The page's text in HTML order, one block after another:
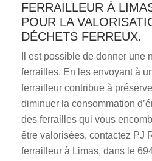
FERRAILLEUR À
POUR LA
DÉCHETS FERREUX.
Il est possible de donner une
ferrailles. En les envoyant à
ferrailleur contribue à
diminuer la consommation
des ferrailles qui vous
être valorisées, contactez PJ
ferrailleur à Limas, dans le